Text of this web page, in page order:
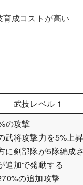
成コストが高い
武技レベル 1
の攻撃
武将攻撃力を5%上昇
に剣部隊が5隊編成
追加で発動する
の追加攻撃